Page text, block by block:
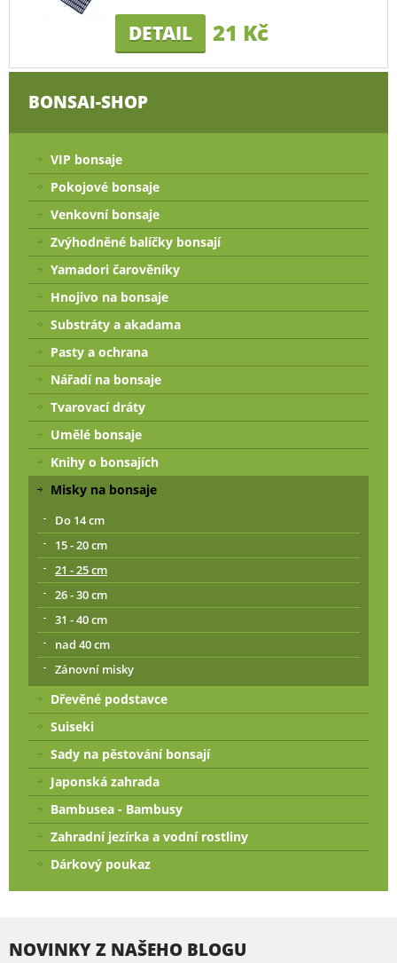
DETAIL 21 Kč
BONSAI-SHOP
VIP bonsaje
Pokojové bonsaje
Venkovní bonsaje
Zvýhodněné balíčky bonsají
Yamadori čarověníky
Hnojivo na bonsaje
Substráty a akadama
Pasty a ochrana
Nářadí na bonsaje
Tvarovací dráty
Umělé bonsaje
Knihy o bonsajích
Misky na bonsaje
Do 14 cm
15 - 20 cm
21 - 25 cm
26 - 30 cm
31 - 40 cm
nad 40 cm
Zánovní misky
Dřevěné podstavce
Suiseki
Sady na pěstování bonsají
Japonská zahrada
Bambusea - Bambusy
Zahradní jezírka a vodní rostliny
Dárkový poukaz
NOVINKY Z NAŠEHO BLOGU